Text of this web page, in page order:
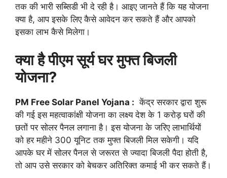
तक की भारी सब्सिडी भी दे रही है। आइए जानते हैं कि यह योजना
क्या है, आप इसके लिए कैसे आवेदन कर सकते हैं और आपको
इसका लाभ कैसे मिलेगा।
क्या है पीएम सूर्य घर मुफ्त बिजली
योजना?
PM Free Solar Panel Yojana : केंद्र सरकार द्वारा शुरू
की गई इस महत्वाकांक्षी योजना का लक्ष्य देश के 1 करोड़ घरों की
छतों पर सोलर पैनल लगाना है। इस योजना के जरिए लाभार्थियों
को हर महीने 300 यूनिट तक मुफ्त बिजली मिल सकेगी। यदि
आपके घर में सोलर पैनल से जरूरत से ज्यादा बिजली पैदा होती है,
तो आप उसे सरकार को बेचकर अतिरिक्त कमाई भी कर सकते हैं।